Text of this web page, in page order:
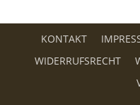
KONTAKT
WIDERRUFSRECHT